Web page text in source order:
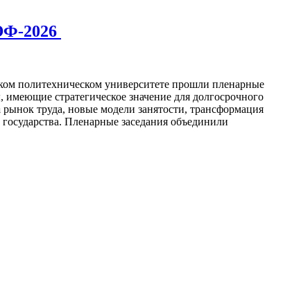
2026
политехническом университете прошли пленарные
стратегическое значение для долгосрочного
рынок труда, новые модели занятости, трансформация
Пленарные заседания объединили